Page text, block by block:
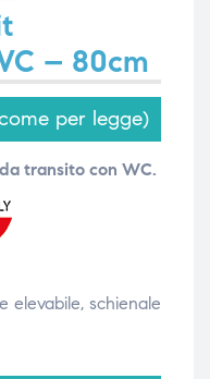
– 80cm
per legge)
transito con WC.
elevabile, schienale